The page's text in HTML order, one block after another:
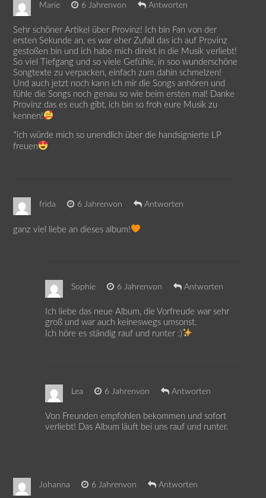
Marie 6 Jahrenvon Antworten
Sehr schöner Artikel über Provinz! Ich bin Fan von der
ersten Sekunde an, es war eher Zufall das ich auf Provinz
gestoßen bin und ich habe mich direkt in die Musik verliebt!
So viel Tiefgang und so viele Gefühle, in soo wunderschöne
Songtexte zu verpacken, einfach zum dahin schmelzen!
Und auch jetzt noch kann ich mir die Songs anhören und
fühle die Songs noch genau so wie beim ersten mal! Danke
Provinz das es euch gibt, ich bin so froh eure Musik zu
kennen!
*ich würde mich so unendlich über die handsignierte LP
freuen
frida 6 Jahrenvon Antworten
ganz viel liebe an dieses album!
Sophie 6 Jahrenvon Antworten
Ich liebe das neue Album, die Vorfreude war sehr
groß und war auch keineswegs umsonst.
Ich höre es ständig rauf und runter :)
Lea 6 Jahrenvon Antworten
Von Freunden empfohlen bekommen und sofort
verliebt! Das Album läuft bei uns rauf und runter.
Johanna 6 Jahrenvon Antworten